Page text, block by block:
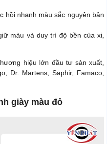
hồi nhanh màu sắc nguyên bản
màu và duy trì độ bền của xi,
hiệu lớn đầu tư sản xuất,
Dr. Martens, Saphir, Famaco,
giày màu đỏ